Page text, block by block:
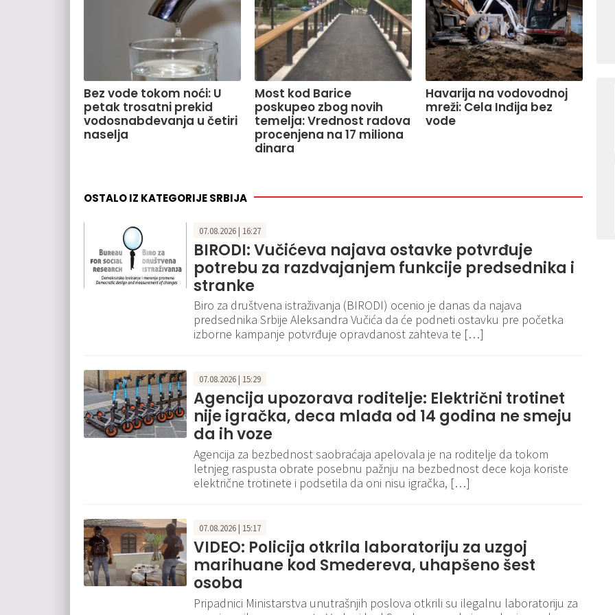
Bez vode tokom noći: U
petak trosatni prekid
vodosnabdevanja u četiri
naselja
Most kod Barice
poskupeo zbog novih
temelja: Vrednost radova
procenjena na 17 miliona
dinara
Havarija na vodovodnoj
mreži: Cela Inđija bez
vode
OSTALO IZ KATEGORIJE SRBIJA
07.08.2026 | 16:27
BIRODI: Vučićeva najava ostavke potvrđuje
potrebu za razdvajanjem funkcije predsednika i
stranke
Biro za društvena istraživanja (BIRODI) ocenio je danas da najava
predsednika Srbije Aleksandra Vučića da će podneti ostavku pre početka
izborne kampanje potvrđuje opravdanost zahteva te […]
07.08.2026 | 15:29
Agencija upozorava roditelje: Električni trotinet
nije igračka, deca mlađa od 14 godina ne smeju
da ih voze
Agencija za bezbednost saobraćaja apelovala je na roditelje da tokom
letnjeg raspusta obrate posebnu pažnju na bezbednost dece koja koriste
električne trotinete i podsetila da oni nisu igračka, […]
07.08.2026 | 15:17
VIDEO: Policija otkrila laboratoriju za uzgoj
marihuane kod Smedereva, uhapšeno šest
osoba
Pripadnici Ministarstva unutrašnjih poslova otkrili su ilegalnu laboratoriju za